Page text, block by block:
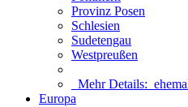
Provinz Posen
Schlesien
Sudetengau
Westpreußen
Mehr Details:
Europa